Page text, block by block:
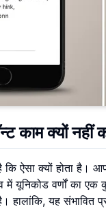
काम क्यों नहीं
ऐसा क्यों होता है।
यूनिकोड वर्णों का
हालांकि, यह संभावित